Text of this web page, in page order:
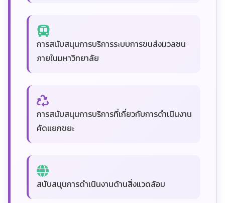
การสนับสนุนการบริการระบบการขนส่งมวลชน
ภายในมหาวิทยาลัย
การสนับสนุนการบริการที่เกี่ยวกับการดำเนินงาน
คัดแยกขยะ
สนับสนุนการดำเนินงานด้านสิ่งแวดล้อม